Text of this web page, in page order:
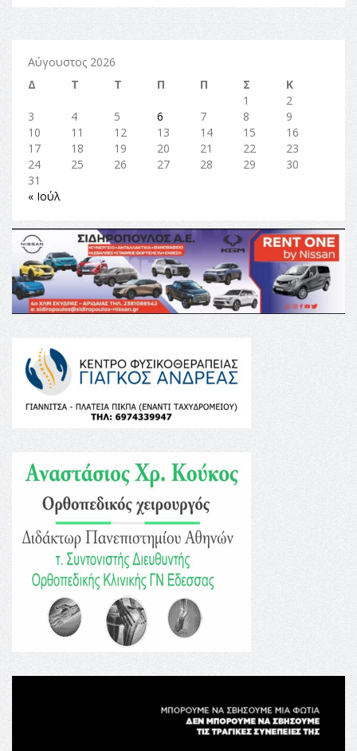
Αύγουστος 2026
Δ
Τ Τ Π Π Σ
Κ
1
2
3
4 5 6 7 8
9
10
11 12 13 14 15
16
17
18 19 20 21 22
23
24
25 26 27 28 29
30
31
« Ιούλ